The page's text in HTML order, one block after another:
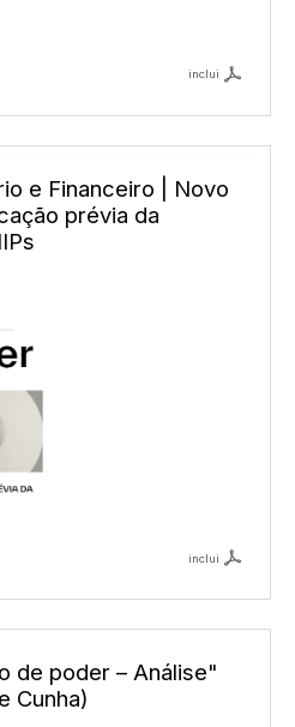
inclui
e Financeiro | Novo
prévia da
inclui
de poder – Análise"
Cunha)